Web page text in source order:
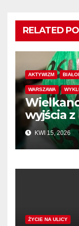
RELATED
AKTYWIZM
WARSZAWA
wyjścia
KWI 15, 2026
ŻYCIE NA ULICY